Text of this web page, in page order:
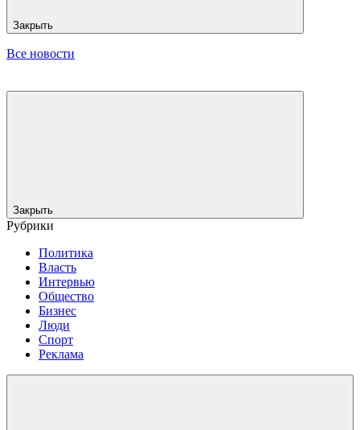
Закрыть
Все новости
Закрыть
Рубрики
Политика
Власть
Интервью
Общество
Бизнес
Люди
Спорт
Реклама